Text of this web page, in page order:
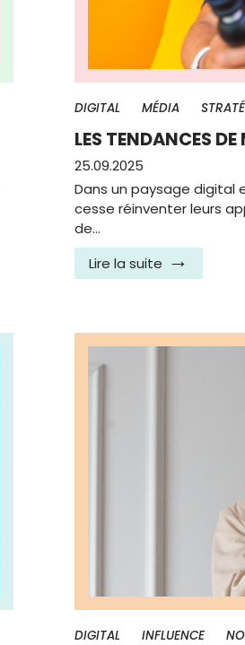
DIGITAL MÉDIA
LES TENDANCES
25.09.2025
Dans un paysage digital
cesse réinventer leurs
de…
Lire la suite
DIGITAL INFLUENCE